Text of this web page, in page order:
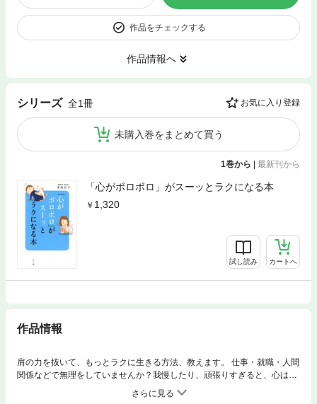
作品をチェックする
作品情報へ
シリーズ 全1冊 お気に入り登録
未購入巻をまとめて買う
1巻から 最新刊から
「心がボロボロ」がスーッとラクになる本
1,320
試し読み カートへ
作品情報
肩の力を抜いて、もっとラクに生きる方法、教えます。 仕事・就職・人間
関係などで無理をしていませんか？我慢したり、頑張りすぎると、心はど
んどん苦しくなって、すり減ってしまいます。「心がボロボロ」と感じる
ときに必要なのは、これまでの自分を認め、自分にとって最も自然な形の